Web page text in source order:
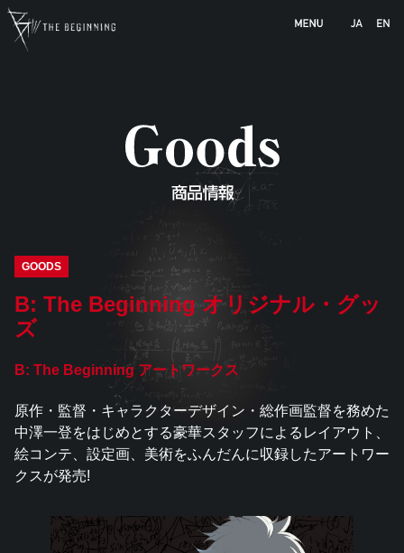
GOODS
B: The Beginning オリジナル・グッ
ズ
B: The Beginning アートワークス
原作・監督・キャラクターデザイン・総作画監督を務めた
中澤一登をはじめとする豪華スタッフによるレイアウト、
絵コンテ、設定画、美術をふんだんに収録したアートワー
クスが発売!